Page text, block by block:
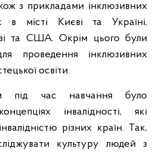
з прикладами інклюзивних
в місті Києві та Україні,
та США. Окрім цього були
проведення інклюзивних
освіти.
під час навчання було
інвалідності, які
різних країн. Так,
культуру людей з